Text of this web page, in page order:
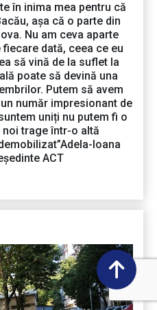
în inima mea pentru că
așa că o parte din
Nu am ceva aparte
dată, ceea ce eu
să vină de la suflet la
poate să devină una
Putem să avem
număr impresionant de
uniți nu putem fi o
trage într-o altă
Ioana
ACT